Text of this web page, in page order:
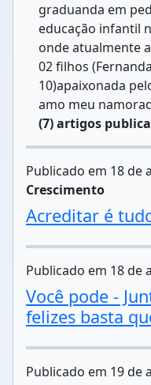
graduanda em
educação infantil
onde atualmente
02 filhos
10)apaixonada
amo meu
(7) artigos
Publicado em 18 de
Crescimento
Acreditar é
Publicado em 18 de
Você pode -
felizes basta
Publicado em 19 de